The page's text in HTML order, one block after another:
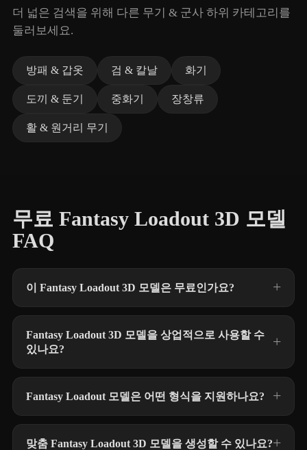
더 넓은 검색을 위해 다른 무기 & 군사 하위 카테고리를
둘러보세요.
방패 & 갑옷 검 & 칼날 화기
도끼 & 둔기 중화기 장창류
활 & 원거리 무기
무료 Fantasy Loadout 3D 모델
FAQ
이 Fantasy Loadout 3D 모델은 무료인가요?
Fantasy Loadout 3D 모델을 상업적으로 사용할 수
있나요?
Fantasy Loadout 모델은 어떤 형식을 지원하나요?
맞춤 Fantasy Loadout 3D 모델을 생성할 수 있나요?